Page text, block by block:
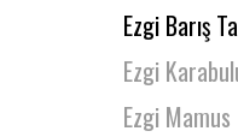
Ezgi Barış
Ezgi
Ezgi Mamus